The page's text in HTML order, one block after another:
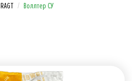
RAGT Воллтер СУ